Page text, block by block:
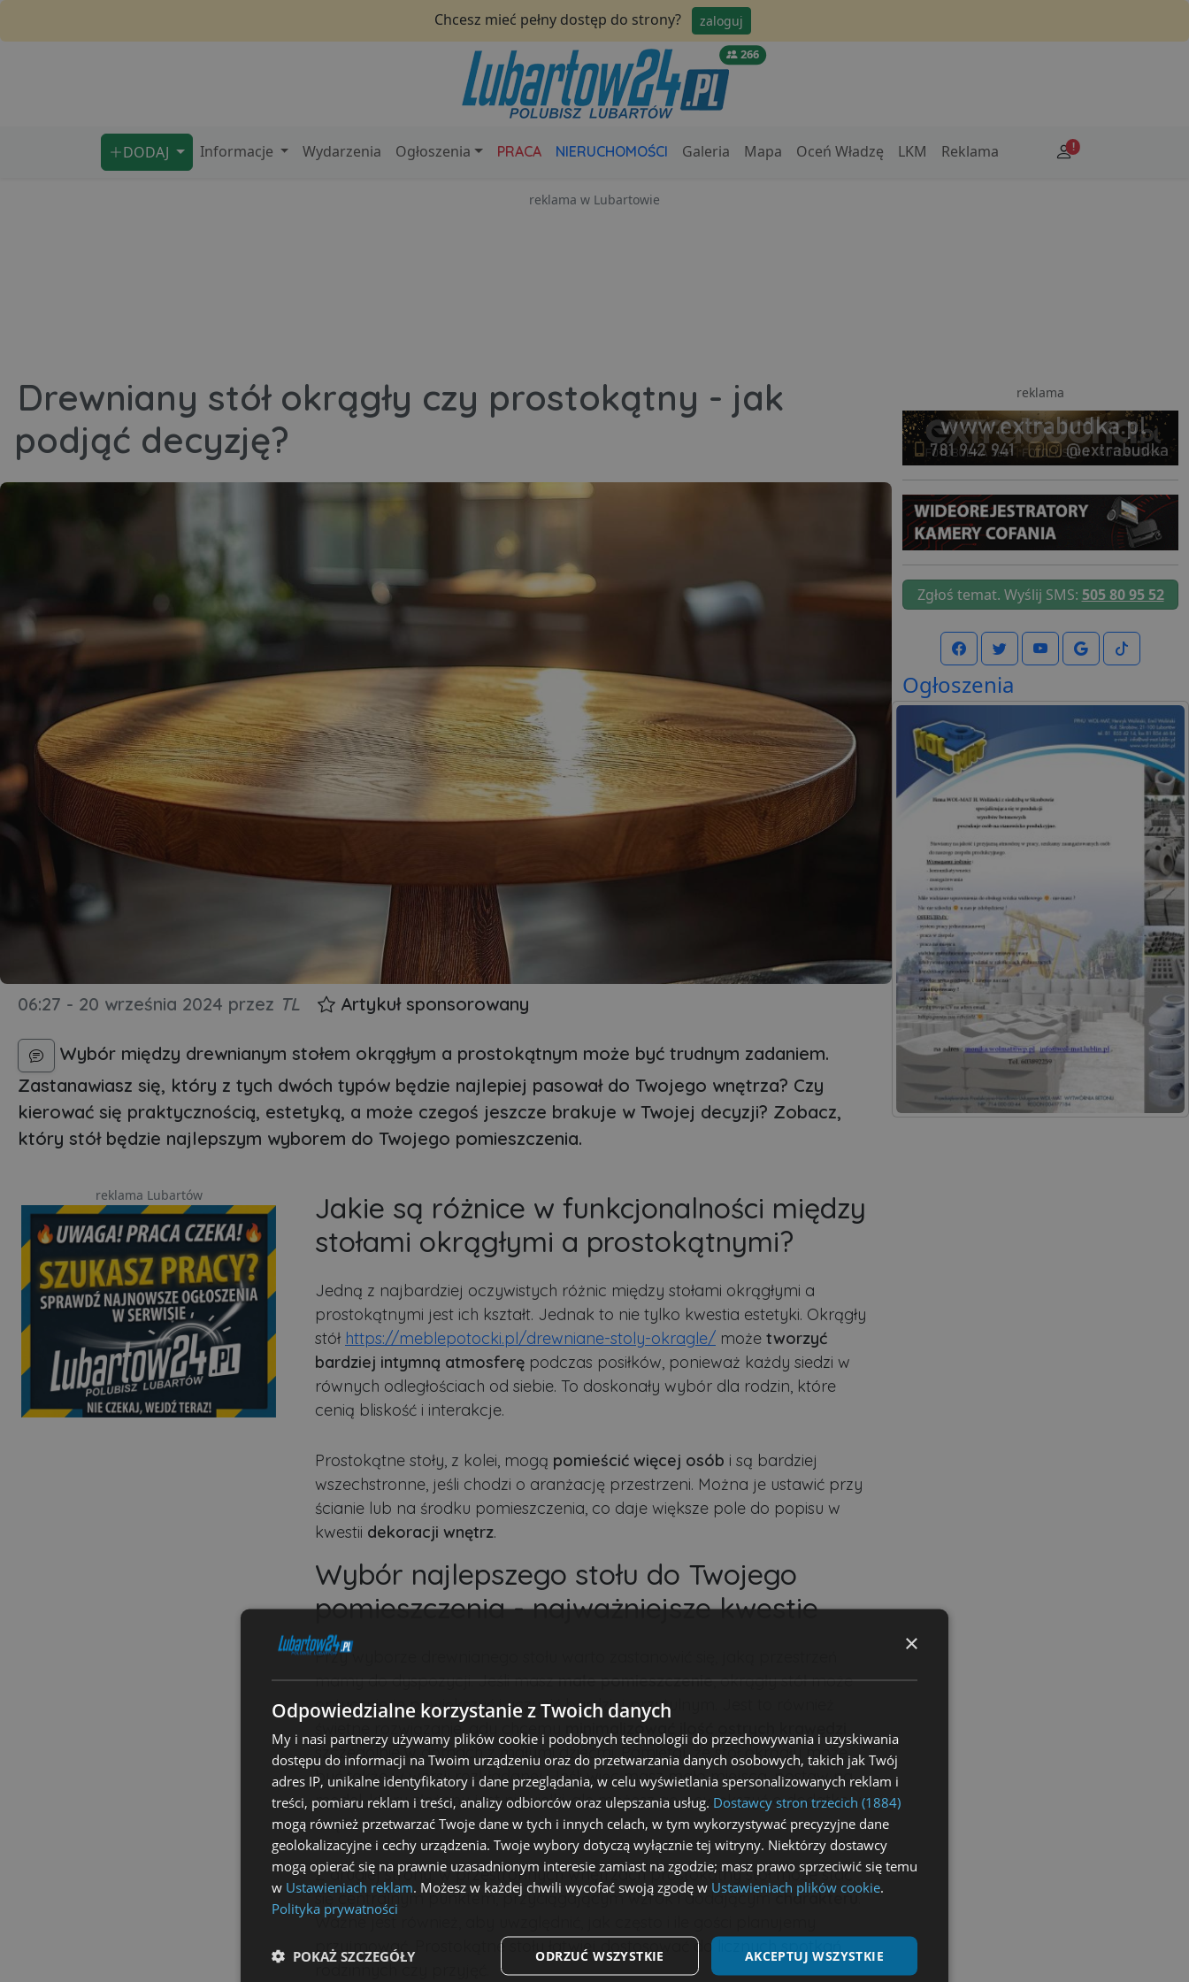
Chcesz mieć pełny dostęp do strony? zaloguj
266
DODAJ Informacje Wydarzenia Ogłoszenia PRACA NIERUCHOMOŚCI Galeria Mapa Oceń Władzę LKM Reklama !
reklama w Lubartowie
Drewniany stół okrągły czy prostokątny - jak
podjąć decyzję?
06:27 - 20 września 2024 przez TL Artykuł sponsorowany
Wybór między drewnianym stołem okrągłym a prostokątnym może być trudnym zadaniem.
Zastanawiasz się, który z tych dwóch typów będzie najlepiej pasował do Twojego wnętrza? Czy
kierować się praktycznością, estetyką, a może czegoś jeszcze brakuje w Twojej decyzji? Zobacz,
który stół będzie najlepszym wyborem do Twojego pomieszczenia.
reklama Lubartów
Jakie są różnice w funkcjonalności między
stołami okrągłymi a prostokątnymi?
Jedną z najbardziej oczywistych różnic między stołami okrągłymi a
prostokątnymi jest ich kształt. Jednak to nie tylko kwestia estetyki. Okrągły
stół https://meblepotocki.pl/drewniane-stoly-okragle/ może tworzyć
bardziej intymną atmosferę podczas posiłków, ponieważ każdy siedzi w
równych odległościach od siebie. To doskonały wybór dla rodzin, które
cenią bliskość i interakcje.
Prostokątne stoły, z kolei, mogą pomieścić więcej osób i są bardziej
wszechstronne, jeśli chodzi o aranżację przestrzeni. Można je ustawić przy
ścianie lub na środku pomieszczenia, co daje większe pole do popisu w
kwestii dekoracji wnętrz.
Wybór najlepszego stołu do Twojego
pomieszczenia - najważniejsze kwestie
Przy wyborze drewnianego stołu warto zastanowić się, jaką przestrzeń
mamy do dyspozycji. Jeśli maszmałe pomieszczenie, okrągły stół może
optycznie je powiększyć i uczynić bardziej przytulnym. Jest to również
świetne rozwiązanie, gdy chcemy
minimalizować ilość ostrych krawędzi
szczególnie w domach z małymi dziećmi. Pamiętaj, że stół okrągły może
być także w wersji rozkładanej. Jeśli więc masz mało miejsca, postaw na
model, który złożony jest niewielki, ale możesz go powiększyć o dodatkowe
części.
Z drugiej strony, w przestronnych wnętrzach prostokątny stół może stać
się centralnym punktem, przyciągającym wzrok i dodającymcharakteru.
Ważne jest również, aby uwzględnić, jak często i ile gości planujemy
przyjmować. Prostokątne stoły łatwiej dostosować do licznych spotkań
reklama
Zgłoś temat. Wyślij SMS: 505 80 95 52
Ogłoszenia
×
Odpowiedzialne korzystanie z Twoich danych
My i nasi partnerzy używamy plików cookie i podobnych technologii do przechowywania i uzyskiwania
dostępu do informacji na Twoim urządzeniu oraz do przetwarzania danych osobowych, takich jak Twój
adres IP, unikalne identyfikatory i dane przeglądania, w celu wyświetlania spersonalizowanych reklam i
treści, pomiaru reklam i treści, analizy odbiorców oraz ulepszania usług. Dostawcy stron trzecich (1884)
mogą również przetwarzać Twoje dane w tych i innych celach, w tym wykorzystywać precyzyjne dane
geolokalizacyjne i cechy urządzenia. Twoje wybory dotyczą wyłącznie tej witryny. Niektórzy dostawcy
mogą opierać się na prawnie uzasadnionym interesie zamiast na zgodzie; masz prawo sprzeciwić się temu
w Ustawieniach reklam. Możesz w każdej chwili wycofać swoją zgodę w Ustawieniach plików cookie.
Polityka prywatności
AKCEPTUJ WSZYSTKIE
ODRZUĆ WSZYSTKIE
POKAŻ SZCZEGÓŁY